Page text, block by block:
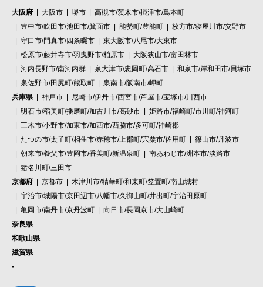
大阪府 大阪市 堺市
高槻市/茨木市/摂津市/島本町
豊中市/吹田市/池田市/箕面市
能勢町/豊能町
枚方市/寝屋川市/交野市
守口市/門真市/四条畷市
東大阪市/八尾市/大東市
松原市/藤井寺市/羽曳野市/柏原市
大阪狭山市/富田林市
河内長野市/南河内群
泉大津市/忠岡町/高石市
和泉市/岸和田市/貝塚市
泉佐野市/田尻町/熊取町
泉南市/阪南市/岬町
兵庫県
神戸市
尼崎市/伊丹市/西宮市/芦屋市/宝塚市/川西市
明石市/稲美町/播磨町/加古川市/高砂市
姫路市/福崎町/市川町/神河町
三木市/小野市/加東市/加西市/西脇市/多可町/神崎郡
たつの市/太子町/相生市/赤穂市/上郡町/宍粟市/佐用町
篠山市/丹波市
朝来市/養父市/豊岡市/香美町/新温泉町
南あわじ市/洲本市/淡路市
猪名川町/三田市
京都府
京都市
木津川市/精華町/和束町/笠置町/南山城村
宇治市/城陽市/京田辺市/八幡市/久御山町/井出町/宇治田原町
亀岡市/南丹市/京丹波町
向日市/長岡京市/大山崎町
奈良県
和歌山県
滋賀県
-